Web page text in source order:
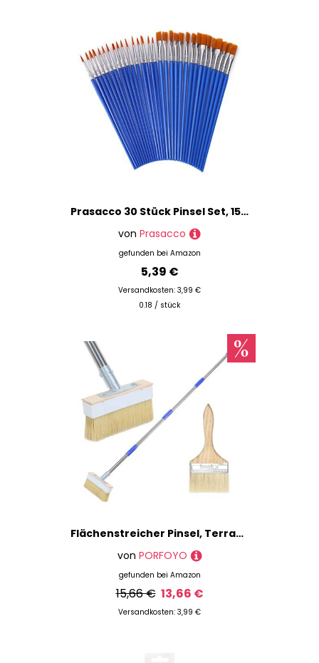
Prasacco 30 Stück Pinsel Set, 15 Runde Pinsel und 15 Flache Pinsel Kleine Künstlerpinsel Pinsel für Körper Gesicht Felsen Leinwand, Gemälde Liebhaber Kinder und Erwachsene zum Zeichnen Basteln (Blau)
von Prasacco
gefunden bei Amazon
5,39 €
Versandkosten: 3,99 €
0.18 / stück
Flächenstreicher Pinsel, Terrassen-Pinsel Pinselset Lasurpinsel Mit Langem Griff, Borstenpinsel Deckenbürste Terrassenpinsel Tapetenbürste Streichbürste Malerbürste Für Wände, Zaun, Decken, Wand 160cm
von PORFOYO
gefunden bei Amazon
15,66 € 13,66 €
Versandkosten: 3,99 €